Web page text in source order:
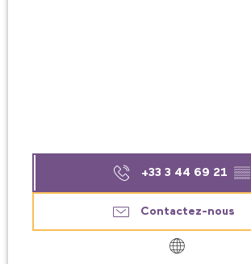
+33 3 44 69 21 ▒▒
Contactez-nous